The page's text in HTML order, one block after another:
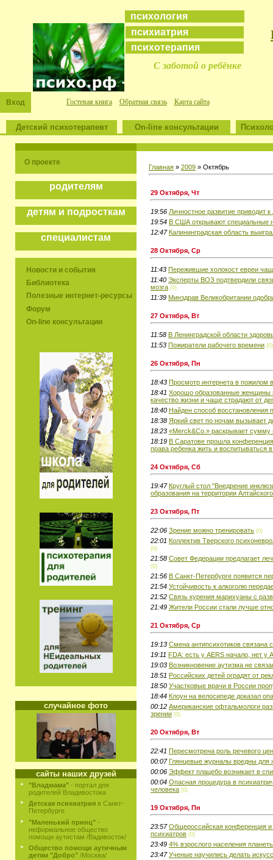
психология
психиатрия
психотерапия
С заботой о ребёнке
Вход Гостевая книга Обратная связь Карта сайта
Детский психотерапевт On-line консультации
О проекте
родителям
детям и подросткам
специалистам
Новости и события
Библиотека
Полезные интернет-ресурсы
Форум
On-line консультации
случайное фото
сайты наших друзей
"Владмама" - портал для
родителей Владивостока
Детская психиатрия в Санкт-
Петербурге
"Маленький принц" -
неформальное общество
помощи аутистам /Вадивосток/
Общество помощи аутичным
детям "Добро" /Москва/
Главная » 2009 » Октябрь
29 Октября, Чт
19:56 Личностное развитие приводит
19:54 В США открывают специальные
12:47 Калининградская область
28 Октября, Ср
11:43 Пережившие холокост евреи
11:40 Эксперты ВОЗ подтвердили
мозга (0)
11:39 Минздрав Великобритании
27 Октября, Вт
11:58 В Ленинградской области
11:53 Пожиратели рабочего времени (0)
26 Октября, Пн
18:43 Просмотр интернета в пожилом
18:41 Хорошо образованные женщины
качество жизни и чаще страдают от
18:40 Найден способ восстановления
18:38 Яркий свет по ночам вызывает
18:23 «Merck&Co.» раскрывает
18:19 В Саратове прошла
права ребенка жить и воспитываться
24 Октября, Сб
19:47 Круглый стол "Внедрение
образования на территории
23 Октября, Пт
22:06 Зрение можно тренировать (0)
22:01 Коллектив Тверского
(0)
21:58 Совет Федерации предлагает
(0)
21:56 В Санкт-Петербурге появится
21:54 Устойчивость к алкоголю
21:52 Связь курения марихуаны с
21:49 Жители России стали лучше
21 Октября, Ср
19:13 Смена антипсихотиков связана
19:11 FDA: есть у AERS начало, нет у
19:03 Возникновение аутизма не
18:51 Российских детей оградят от
18:50 Участковые врачи в России
18:44 Клоун на велосипеде доказал
00:12 Американские офтальмологи
зрении (0)
20 Октября, Вт
22:41 Пересмотрена роль речевого
00:07 Глянцевые журналы вредны для
00:06 Эффект плацебо возникает в
00:04 Опасная процедура в
человека (0)
19 Октября, Пн
23:57 Общероссийская конференция
психиатров (0)
23:49 4% взрослого населения
23:47 Ученые научились делать